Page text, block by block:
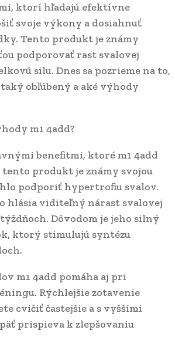
ktorí hľadajú efektívne
svoje výkony a dosiahnuť
Tento produkt je známy
podporovať rast svalovej
silu. Dnes sa pozrieme na to,
taký obľúbený a aké výhody
m1 4add?
benefitmi, ktoré m1 4add
tento produkt je známy svojou
podporiť hypertrofiu svalov.
hlásia viditeľný nárast svalovej
Dôvodom je jeho silný
ktorý stimulujú syntézu
m1 4add pomáha aj pri
Rýchlejšie zotavenie
cvičiť častejšie a s vyššími
prispieva k zlepšovaniu